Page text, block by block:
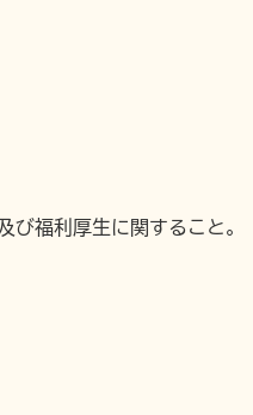
福利厚生に関すること。